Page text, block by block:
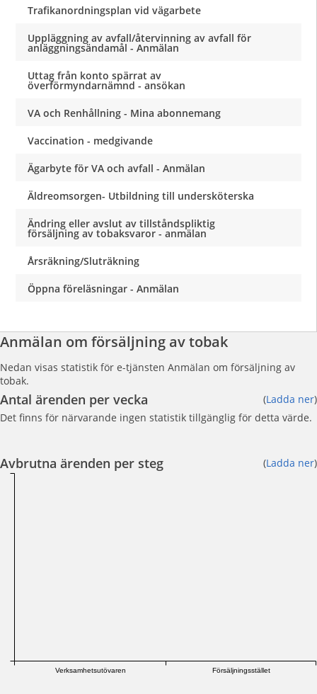
Trafikanordningsplan vid vägarbete
Uppläggning av avfall/återvinning av avfall för
anläggningsändamål - Anmälan
Uttag från konto spärrat av
överförmyndarnämnd - ansökan
VA och Renhållning - Mina abonnemang
Vaccination - medgivande
Ägarbyte för VA och avfall - Anmälan
Äldreomsorgen- Utbildning till undersköterska
Ändring eller avslut av tillståndspliktig
försäljning av tobaksvaror - anmälan
Årsräkning/Sluträkning
Öppna föreläsningar - Anmälan
Anmälan om försäljning av tobak
Nedan visas statistik för e-tjänsten Anmälan om försäljning av
tobak.
Antal ärenden per vecka (Ladda ner)
Det finns för närvarande ingen statistik tillgänglig för detta värde.
Avbrutna ärenden per steg (Ladda ner)
Verksamhetsutövaren Försäljningsstället